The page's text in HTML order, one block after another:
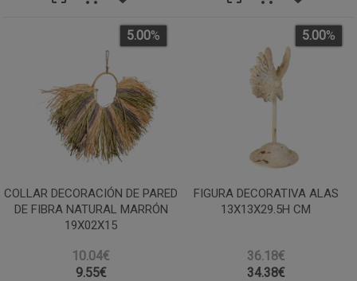
COLLAR DECORACIÓN DE PARED
DE FIBRA NATURAL MARRÓN
19X02X15
10.04€
5.00%
9.55€
FIGURA DECORATIVA ALAS
13X13X29.5H CM
36.18€
5.00%
34.38€